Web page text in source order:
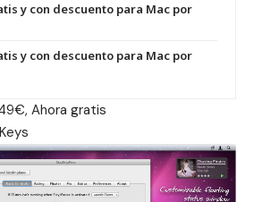
y con descuento para Mac por
y con descuento para Mac por
Ahora gratis